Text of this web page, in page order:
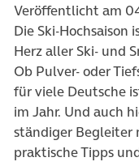
Veröffentlicht am
Die Ski-Hochsaison
Herz aller Ski- und
Ob Pulver- oder
für viele Deutsche
im Jahr. Und auch
ständiger Begleiter
praktische Tipps